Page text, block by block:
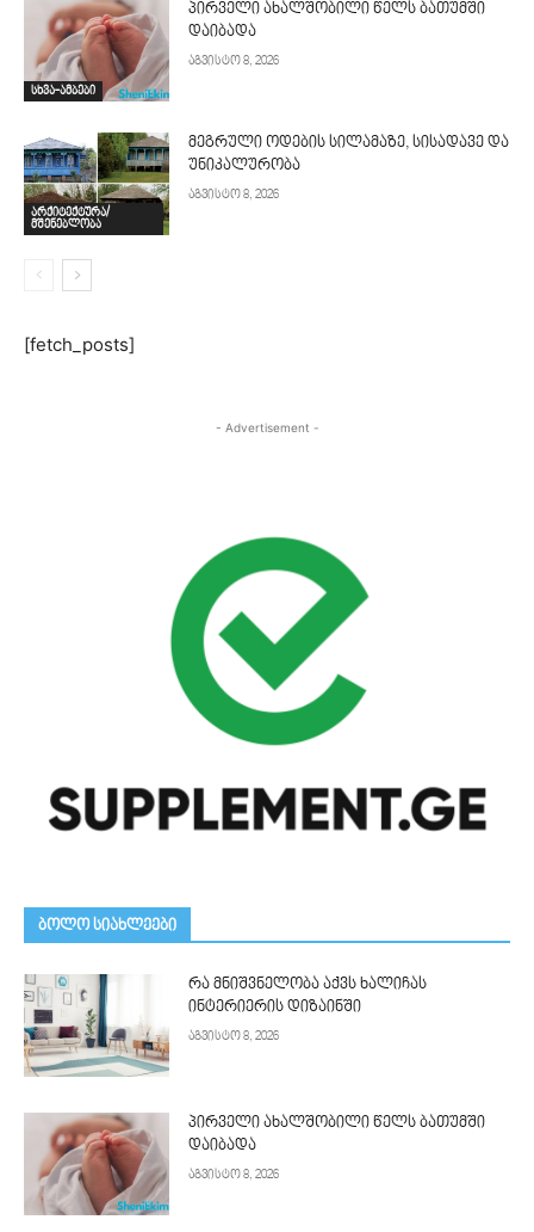
სხვა-ამბები
პირველი ახალშობილი წელს ბათუმში
დაიბადა
აგვისტო 8, 2026
არქიტექტურა/
მშენებლობა
მეგრული ოდების სილამაზე, სისადავე და
უნიკალურობა
აგვისტო 8, 2026
[fetch_posts]
- Advertisement -
ᲑᲝᲚᲝ ᲡᲘᲐᲮᲚᲔᲔᲑᲘ
რა მნიშვნელობა აქვს ხალიჩას
ინტერიერის დიზაინში
აგვისტო 8, 2026
პირველი ახალშობილი წელს ბათუმში
დაიბადა
აგვისტო 8, 2026